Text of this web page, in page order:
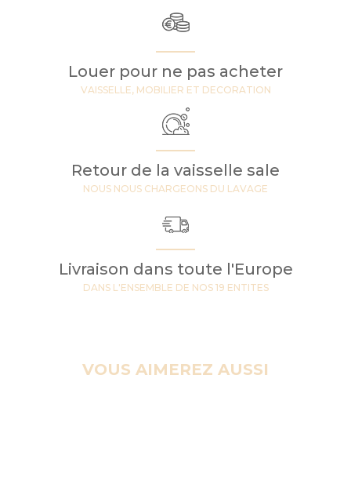
Louer pour ne pas acheter
VAISSELLE, MOBILIER ET DECORATION
Retour de la vaisselle sale
NOUS NOUS CHARGEONS DU LAVAGE
Livraison dans toute l'Europe
DANS L'ENSEMBLE DE NOS 19 ENTITES
VOUS AIMEREZ AUSSI